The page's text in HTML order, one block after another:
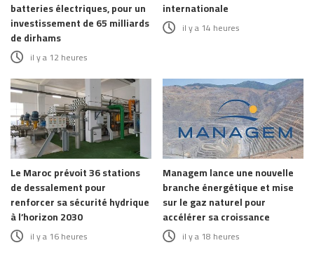
batteries électriques, pour un
investissement de 65 milliards
de dirhams
il y a 12 heures
internationale
il y a 14 heures
Le Maroc prévoit 36 stations
de dessalement pour
renforcer sa sécurité hydrique
à l’horizon 2030
il y a 16 heures
Managem lance une nouvelle
branche énergétique et mise
sur le gaz naturel pour
accélérer sa croissance
il y a 18 heures